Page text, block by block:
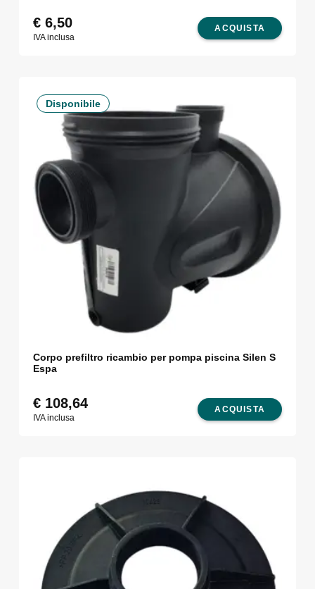
ACQUISTA
€6,50
IVA inclusa
Disponibile
Corpo prefiltro ricambio per pompa piscina Silen S
Espa
ACQUISTA
€108,64
IVA inclusa